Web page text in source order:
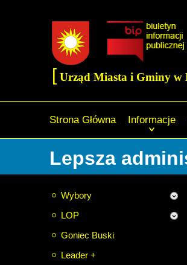
[ Urząd Miasta i Gminy w
Strona Główna Informacje
Wybory
LOP
Goniec Buski
Leader +
Lepsza